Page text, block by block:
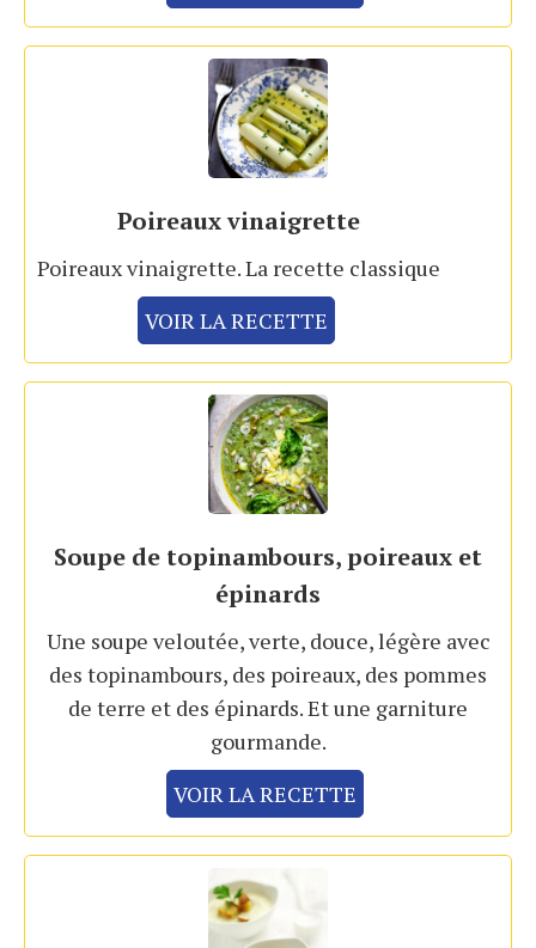
Poireaux vinaigrette
Poireaux vinaigrette. La recette classique
VOIR LA RECETTE
Soupe de topinambours, poireaux et
épinards
Une soupe veloutée, verte, douce, légère avec
des topinambours, des poireaux, des pommes
de terre et des épinards. Et une garniture
gourmande.
VOIR LA RECETTE